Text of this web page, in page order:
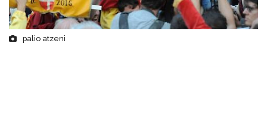
palio atzeni